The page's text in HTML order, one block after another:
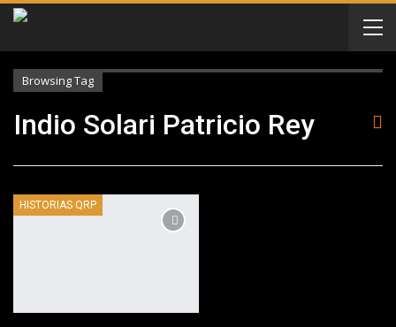
Browsing Tag
Indio Solari Patricio Rey
HISTORIAS QRP